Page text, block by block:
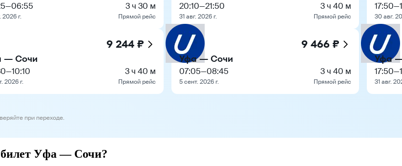
—06:55
2026 г.
3 ч 30 м
Прямой рейс
9 244 ₽
— Сочи
—10:10
2026 г.
3 ч 40 м
Прямой рейс
20:10—21:50
31 авг. 2026 г.
3 ч 40 м
Прямой рейс
9 466 ₽
Уфа — Сочи
07:05—08:45
5 сент. 2026 г.
3 ч 40 м
Прямой рейс
17:50—
30 авг.
Уфа
17:50—
31 авг.
при переходе.
билет Уфа — Сочи?